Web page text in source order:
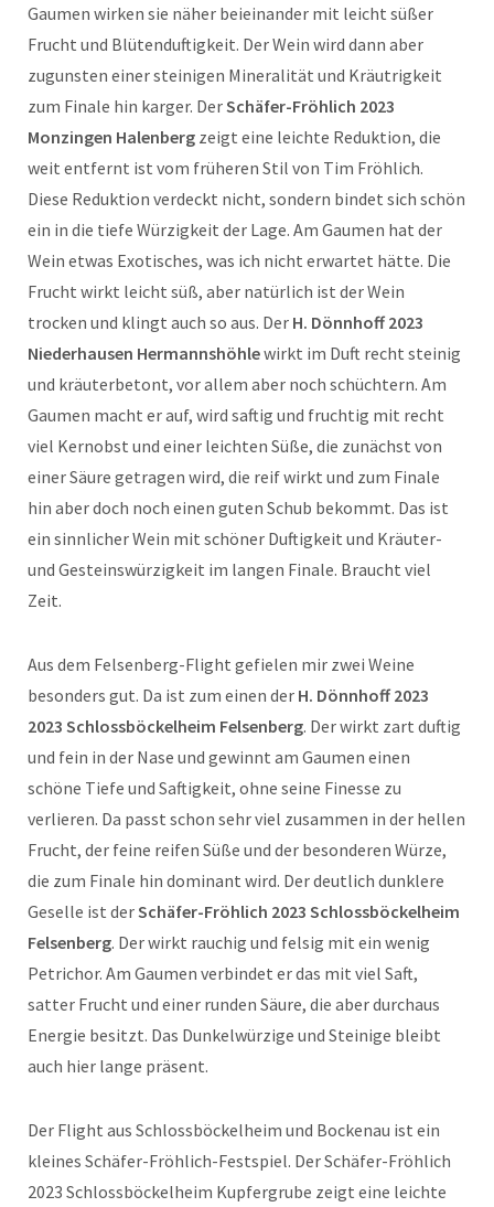
Gaumen wirken sie näher beieinander mit leicht süßer
Frucht und Blütenduftigkeit. Der Wein wird dann aber
zugunsten einer steinigen Mineralität und Kräutrigkeit
zum Finale hin karger. DerSchäfer-Fröhlich 2023
Monzingen Halenberg zeigt eine leichte Reduktion, die
weit entfernt ist vom früheren Stil von Tim Fröhlich.
Diese Reduktion verdeckt nicht, sondern bindet sich schön
ein in die tiefe Würzigkeit der Lage. Am Gaumen hat der
Wein etwas Exotisches, was ich nicht erwartet hätte. Die
Frucht wirkt leicht süß, aber natürlich ist der Wein
trocken und klingt auch so aus. Der H. Dönnhoff 2023
Niederhausen Hermannshöhlewirkt im Duft recht steinig
und kräuterbetont, vor allem aber noch schüchtern. Am
Gaumen macht er auf, wird saftig und fruchtig mit recht
viel Kernobst und einer leichten Süße, die zunächst von
einer Säure getragen wird, die reif wirkt und zum Finale
hin aber doch noch einen guten Schub bekommt. Das ist
ein sinnlicher Wein mit schöner Duftigkeit und Kräuter-
und Gesteinswürzigkeit im langen Finale. Braucht viel
Zeit.
Aus dem Felsenberg-Flight gefielen mir zwei Weine
besonders gut. Da ist zum einen der H. Dönnhoff 2023
2023 Schlossböckelheim Felsenberg. Der wirkt zart duftig
und fein in der Nase und gewinnt am Gaumen einen
schöne Tiefe und Saftigkeit, ohne seine Finesse zu
verlieren. Da passt schon sehr viel zusammen in der hellen
Frucht, der feine reifen Süße und der besonderen Würze,
die zum Finale hin dominant wird. Der deutlich dunklere
Geselle ist derSchäfer-Fröhlich 2023 Schlossböckelheim
Felsenberg. Der wirkt rauchig und felsig mit ein wenig
Petrichor. Am Gaumen verbindet er das mit viel Saft,
satter Frucht und einer runden Säure, die aber durchaus
Energie besitzt. Das Dunkelwürzige und Steinige bleibt
auch hier lange präsent.
Der Flight aus Schlossböckelheim und Bockenau ist ein
kleines Schäfer-Fröhlich-Festspiel. Der Schäfer-Fröhlich
2023 Schlossböckelheim Kupfergrube zeigt eine leichte